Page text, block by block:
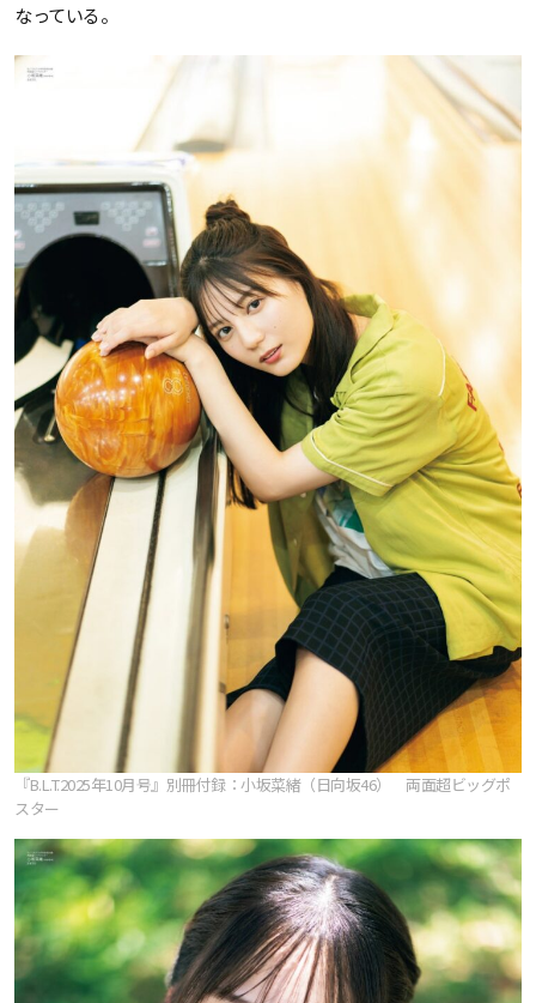
なっている。
『B.L.T.2025年10月号』別冊付録：小坂菜緒（日向坂46） 両面超ビッグポ
スター